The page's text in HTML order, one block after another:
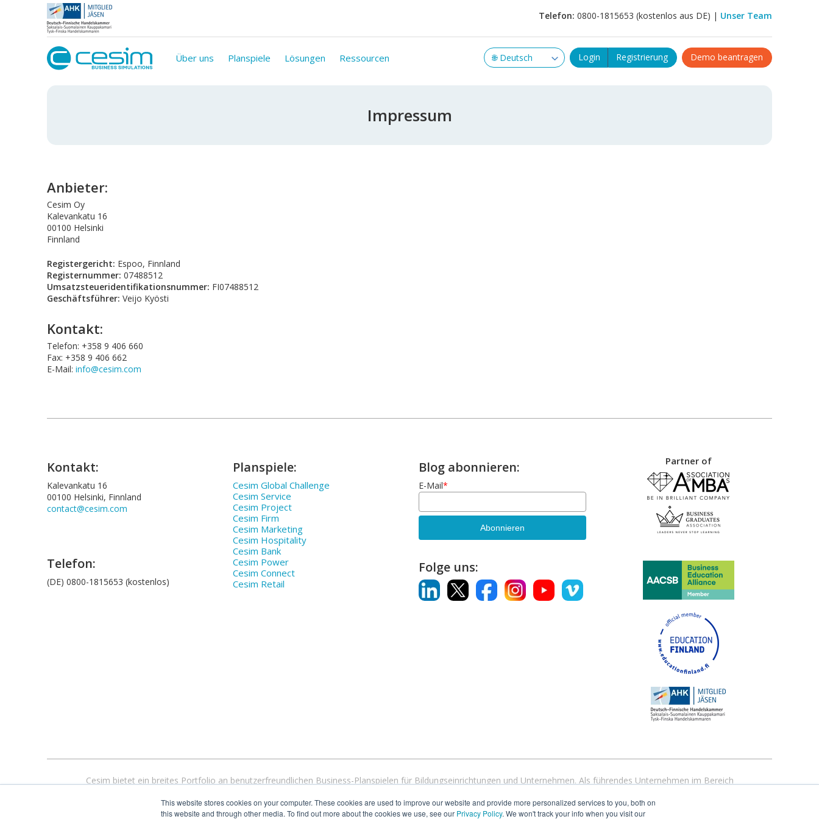
This website stores cookies on your computer. These cookies are used to improve our website and provide more personalized services to you, both on
this website and through other media. To find out more about the cookies we use, see our Privacy Policy. We won't track your info when you visit our
Telefon: 0800-1815653 (kostenlos aus DE) | Unser Team
Über uns Planspiele Lösungen Ressourcen Login Registrierung Demo beantragen
Impressum
Anbieter:
Cesim Oy
Kalevankatu 16
00100 Helsinki
Finnland
Registergericht: Espoo, Finnland
Registernummer: 07488512
Umsatzsteueridentifikationsnummer: FI07488512
Geschäftsführer: Veijo Kyösti
Kontakt:
Telefon: +358 9 406 660
Fax: +358 9 406 662
E-Mail: info@cesim.com
Kontakt:
Kalevankatu 16
00100 Helsinki, Finnland
contact@cesim.com
Telefon:
(DE) 0800-1815653 (kostenlos)
Planspiele:
Cesim Global Challenge
Cesim Service
Cesim Project
Cesim Firm
Cesim Marketing
Cesim Hospitality
Cesim Bank
Cesim Power
Cesim Connect
Cesim Retail
Blog abonnieren:
E-Mail*
Folge uns:
Partner of
Cesim bietet ein breites Portfolio an benutzerfreundlichen Business-Planspielen für Bildungseinrichtungen und Unternehmen. Als führendes Unternehmen im Bereich
500 Hochschulen und Universitäten weltweit unsere Simulationen verwenden.